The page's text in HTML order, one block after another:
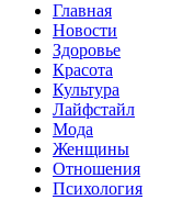
меню
Главная
Новости
Здоровье
Красота
Культура
Лайфстайл
Мода
Женщины
Отношения
Психология